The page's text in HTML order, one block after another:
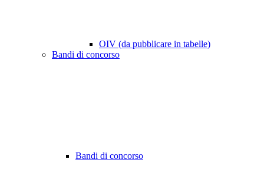
OIV (da pubblicare in tabelle)
Bandi di concorso
Bandi di concorso